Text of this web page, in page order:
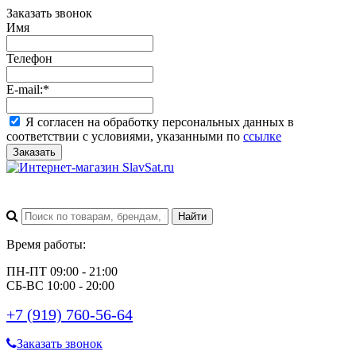
Заказать звонок
Имя
Телефон
E-mail:*
Я согласен на обработку персональных данных в
соответствии с условиями, указанными по ссылке
Заказать
Время работы:
ПН-ПТ 09:00 - 21:00
СБ-ВС 10:00 - 20:00
+7 (919) 760-56-64
Заказать звонок